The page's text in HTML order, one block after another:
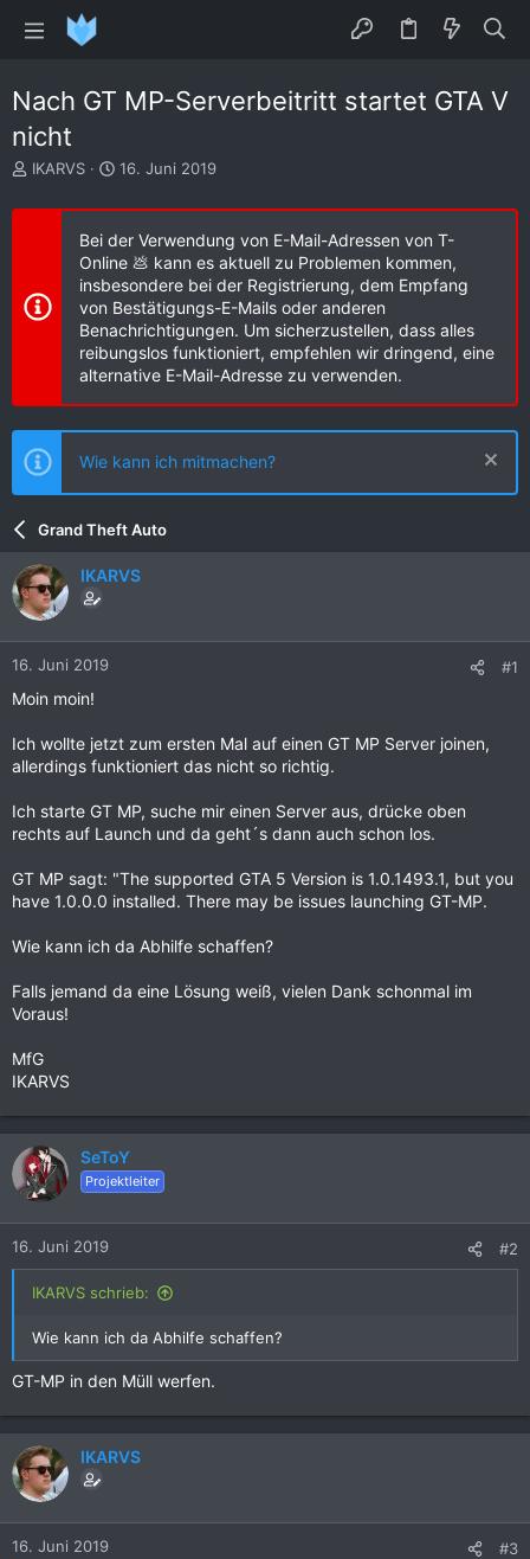
Nach GT MP-Serverbeitritt startet GTA V
nicht
E
s
l
e
IKARVS
E
s
e
l
l
t
a
m
16. Juni 2019
Bei der Verwendung von E-Mail-Adressen von T-
Online 💩 kann es aktuell zu Problemen kommen,
insbesondere bei der Registrierung, dem Empfang
von Bestätigungs-E-Mails oder anderen
Benachrichtigungen. Um sicherzustellen, dass alles
reibungslos funktioniert, empfehlen wir dringend, eine
alternative E-Mail-Adresse zu verwenden.
Wie kann ich mitmachen?
Grand Theft Auto
IKARVS
16. Juni 2019 #1
Moin moin!
Ich wollte jetzt zum ersten Mal auf einen GT MP Server joinen,
allerdings funktioniert das nicht so richtig.
Ich starte GT MP, suche mir einen Server aus, drücke oben
rechts auf Launch und da geht´s dann auch schon los.
GT MP sagt: "The supported GTA 5 Version is 1.0.1493.1, but you
have 1.0.0.0 installed. There may be issues launching GT-MP.
Wie kann ich da Abhilfe schaffen?
Falls jemand da eine Lösung weiß, vielen Dank schonmal im
Voraus!
MfG
IKARVS
SeToY
Projektleiter
16. Juni 2019 #2
IKARVS schrieb:
Wie kann ich da Abhilfe schaffen?
GT-MP in den Müll werfen.
IKARVS
16. Juni 2019 #3